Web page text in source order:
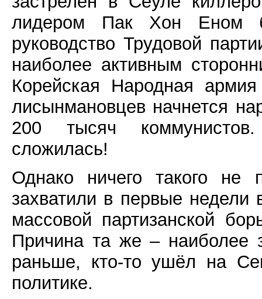
лидером Пак Хон Еном
руководство Трудовой
наиболее активным
Корейская Народная
лисынмановцев начнется
200 тысяч
сложилась!
Однако ничего такого не
захватили в первые недели
массовой партизанской
Причина та же – наиболее
раньше, кто-то ушёл на
политике.